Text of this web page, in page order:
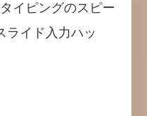
イピングのスピー
ライド入力ハッ